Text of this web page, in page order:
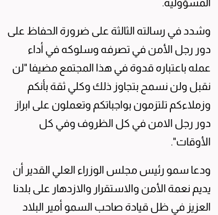
المسؤولية.
وشدد في رسالته الثالثة على ضرورة الحفاظ على
دور رجل الأمن في تصرفه وسلوكه في أداء
عمله باعتباره قدوة في هذا المجتمع مضيفا "لن
نقبل ولن نسمح بتجاوز ذلك وكلي ثقة بأنكم
وزملاءكم تلتزمون بواجباتكم وتعملون على ابراز
دور رجل الامن في كل الظروف وفي كل
الأوقات".
ودعا سمو رئيس مجلس الوزراء العلي القدير أن
يديم نعمة الأمن والاستقرار والازدهار على بلدنا
العزيز في ظل قيادة صاحب السمو أمير البلاد